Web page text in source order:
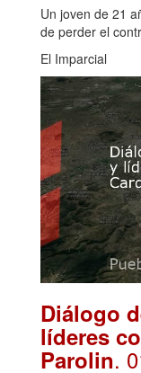
Un joven de 21
de perder el
El Imparcial
Diálogo
líderes
Parolin.